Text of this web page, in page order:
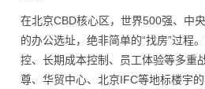
在北京CBD核心区，世界500强、 中央
的办公选址，绝非简单的“找房”过程
控、长期成本控制、员工体验等多重
尊、华贸中心、北京IFC等地标楼宇